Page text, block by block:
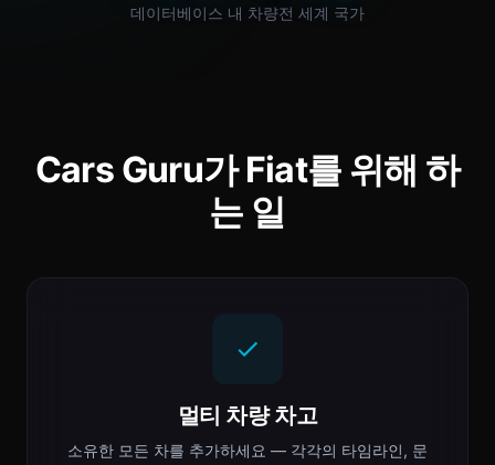
데이터베이스 내 차량전 세계 국가
Cars Guru가 Fiat를 위해 하
는 일
멀티 차량 차고
소유한 모든 차를 추가하세요 — 각각의 타임라인, 문